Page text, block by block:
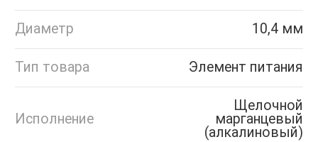
Диаметр 10,4 мм
Тип товара Элемент питания
Исполнение
Щелочной
марганцевый
(алкалиновый)